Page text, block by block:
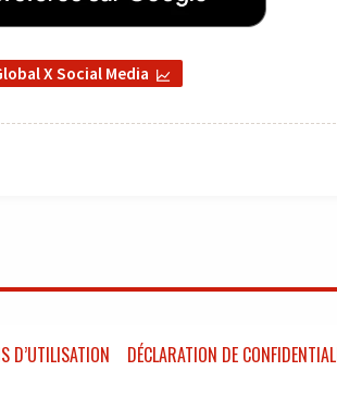
X Social Media
D’UTILISATION DÉCLARATION DE